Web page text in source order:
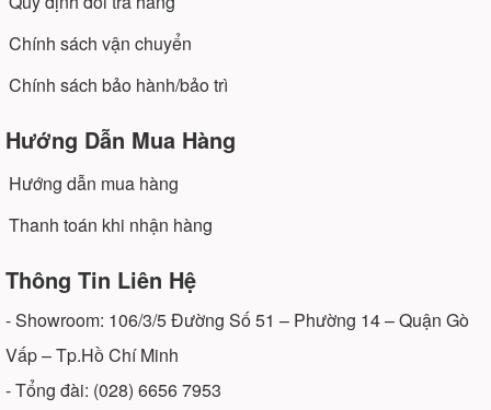
Chính sách vận chuyển
Chính sách bảo hành/bảo trì
Hướng Dẫn Mua Hàng
Hướng dẫn mua hàng
Thanh toán khi nhận hàng
Thông Tin Liên Hệ
- Showroom: 106/3/5 Đường Số 51 – Phường 14 – Quận Gò
Vấp – Tp.Hồ Chí Minh
- Tổng đài: (028) 6656 7953